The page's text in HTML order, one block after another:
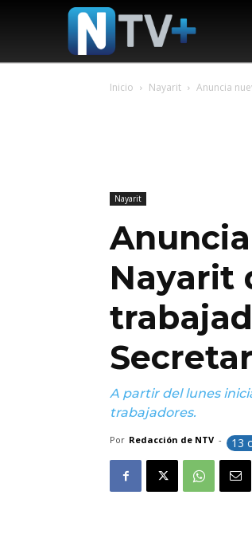
Inicio Nayarit Anuncia
Nayarit
Nayarit
A partir del lunes
trabajadores.
Por Redacción de NTV - 13